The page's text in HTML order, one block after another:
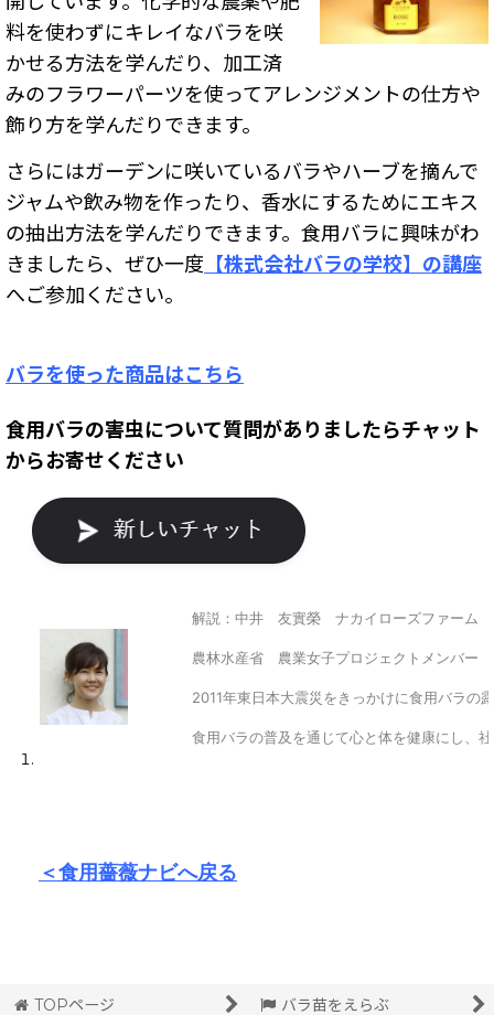
料を使わずにキレイなバラを咲
かせる方法を学んだり、加工済
みのフラワーパーツを使ってアレンジメントの仕方や
飾り方を学んだりできます。
さらにはガーデンに咲いているバラやハーブを摘んで
ジャムや飲み物を作ったり、香水にするためにエキス
の抽出方法を学んだりできます。食用バラに興味がわ
きましたら、ぜひ一度 【株式会社バラの学校】の講座
へご参加ください。
バラを使った商品はこちら
食用バラの害虫について質問がありましたらチャット
からお寄せください
解説：中井 友實榮 ナカイローズファーム
農林水産省 農業女子プロジェクトメンバー
2011年東日本大震災をきっかけに食用バラの
食用バラの普及を通じて心と体を健康にし、
＜食用薔薇ナビへ戻る
TOPページ バラ苗をえらぶ